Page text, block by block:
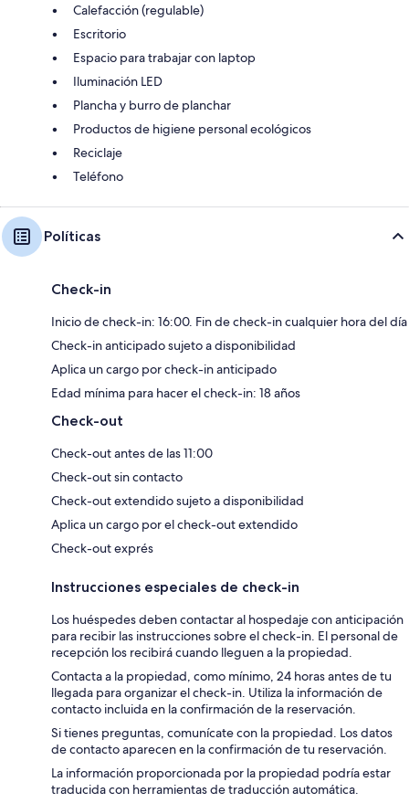
Calefacción (regulable)
Escritorio
Espacio para trabajar con laptop
Iluminación LED
Plancha y burro de planchar
Productos de higiene personal ecológicos
Reciclaje
Teléfono
Políticas
Check-in
Inicio de check-in: 16:00. Fin de check-in cualquier hora del día
Check-in anticipado sujeto a disponibilidad
Aplica un cargo por check-in anticipado
Edad mínima para hacer el check-in: 18 años
Check-out
Check-out antes de las 11:00
Check-out sin contacto
Check-out extendido sujeto a disponibilidad
Aplica un cargo por el check-out extendido
Check-out exprés
Instrucciones especiales de check-in
Los huéspedes deben contactar al hospedaje con anticipación
para recibir las instrucciones sobre el check-in. El personal de
recepción los recibirá cuando lleguen a la propiedad.
Contacta a la propiedad, como mínimo, 24 horas antes de tu
llegada para organizar el check-in. Utiliza la información de
contacto incluida en la confirmación de la reservación.
Si tienes preguntas, comunícate con la propiedad. Los datos
de contacto aparecen en la confirmación de tu reservación.
La información proporcionada por la propiedad podría estar
traducida con herramientas de traducción automática.